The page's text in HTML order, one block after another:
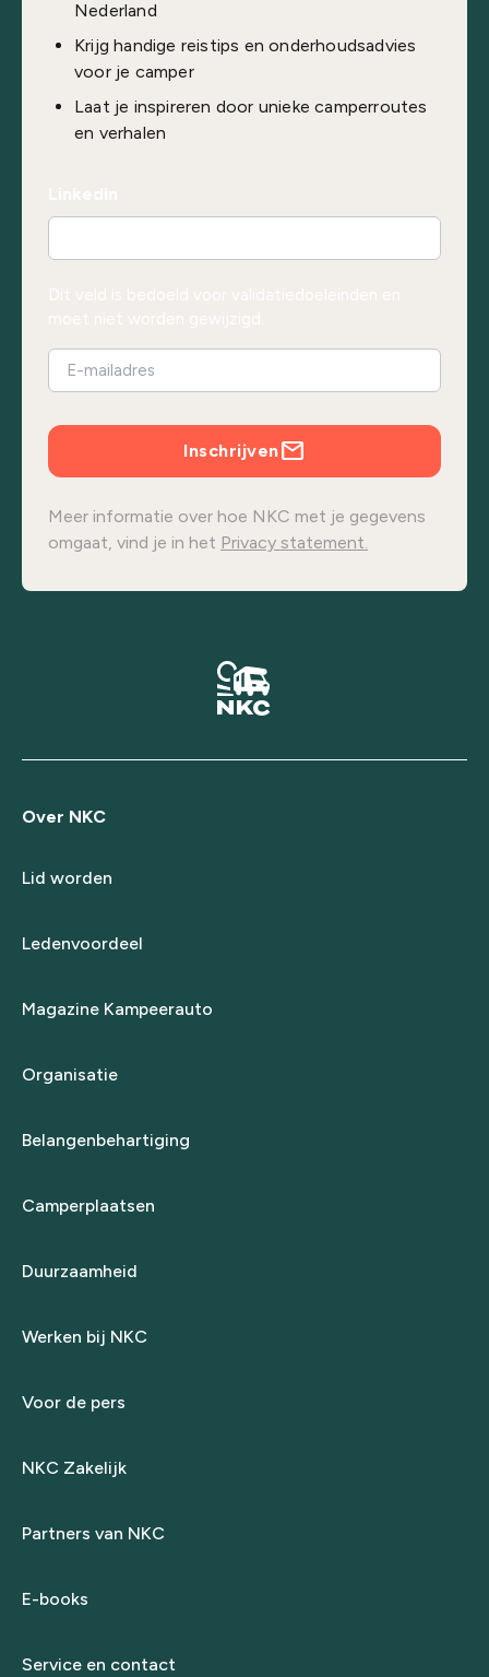
Nederland
Krijg handige reistips en onderhoudsadvies
voor je camper
Laat je inspireren door unieke camperroutes
en verhalen
Inschrijven
Meer informatie over hoe NKC met je gegevens
omgaat, vind je in het Privacy statement.
Over NKC
Lid worden
Ledenvoordeel
Magazine Kampeerauto
Organisatie
Belangenbehartiging
Camperplaatsen
Duurzaamheid
Werken bij NKC
Voor de pers
NKC Zakelijk
Partners van NKC
E-books
Service en contact